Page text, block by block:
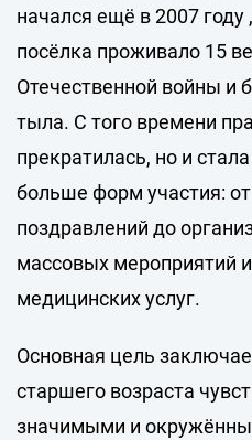
начался ещё в 2007 году
посёлка проживало 15
Отечественной войны и
тыла. С того времени
прекратилась, но и
больше форм участия:
поздравлений до
массовых мероприятий
медицинских услуг.
Основная цель
старшего возраста
значимыми и